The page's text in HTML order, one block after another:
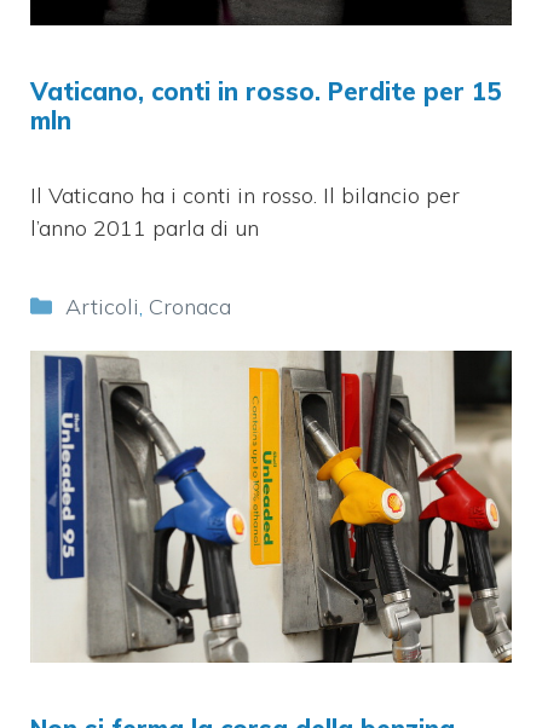
Vaticano, conti in rosso. Perdite per 15
mln
Il Vaticano ha i conti in rosso. Il bilancio per
l’anno 2011 parla di un
Categorie
Articoli, Cronaca